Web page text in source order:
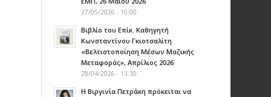
27/05/2026 - 10:00
Βιβλίο του Επίκ. Καθηγητή
Κωνσταντίνου Γκιοτσαλίτη
«Βελτιστοποίηση Μέσων Μαζικής
Μεταφοράς», Απρίλιος 2026
28/04/2026 - 13:30
Η Βιργινία Πετράκη πρόκειται να